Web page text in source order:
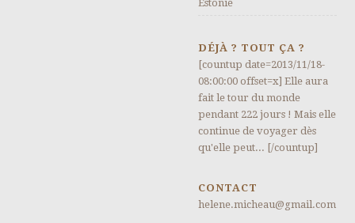
Estonie
DÉJÀ ? TOUT ÇA ?
[countup date=2013/11/18-
08:00:00 offset=x] Elle aura
fait le tour du monde
pendant 222 jours ! Mais elle
continue de voyager dès
qu'elle peut... [/countup]
CONTACT
helene.micheau@gmail.com